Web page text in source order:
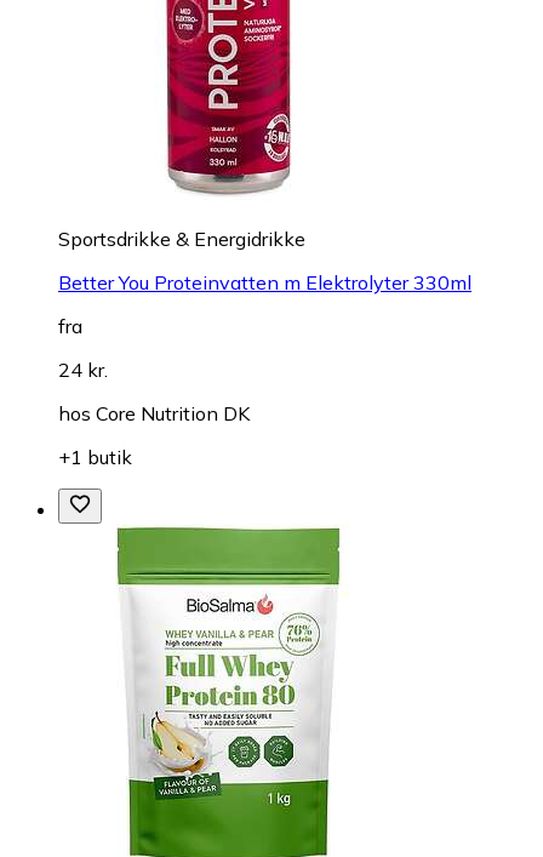
Sportsdrikke & Energidrikke
Better You Proteinvatten m Elektrolyter 330ml
fra
24 kr.
hos Core Nutrition DK
+1 butik